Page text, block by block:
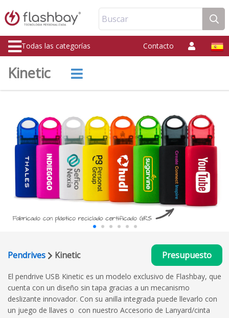
Buscar
Todas las categorías Contacto
Kinetic
Pendrives Kinetic Presupuesto
El pendrive USB Kinetic es un modelo exclusivo de Flashbay, que
cuenta con un diseño sin tapa gracias a un mecanismo
deslizante innovador. Con su anilla integrada puede llevarlo con
un juego de llaves o con nuestro Accesorio de Lanyard/cinta